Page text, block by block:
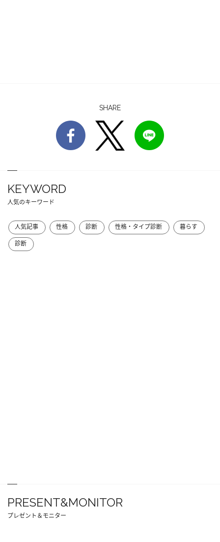
SHARE
KEYWORD
人気のキーワード
人気記事 性格 診断 性格・タイプ診断
暮らす
診断
PRESENT&MONITOR
プレゼント＆モニター